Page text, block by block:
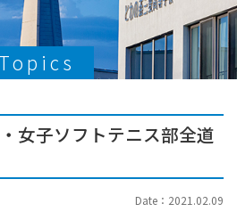
Topics
女子ソフトテニス部全道
Date：2021.02.09